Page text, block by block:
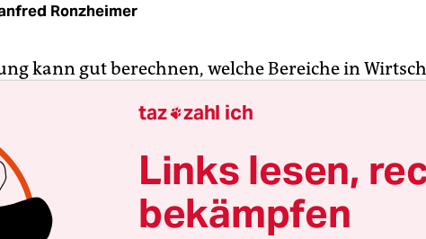
Ronzheimer
kann gut berechnen, welche Bereiche in
Aber auch in den wissenschaftlichen
jede Menge an schädlichen Treibhausgasen
Verbandes der europäischen
hat. Die Untersuchung wurde am
der
Berlin Science Weekin der Schweizer
taz zahl ich
Links lesen,
bekämpfen